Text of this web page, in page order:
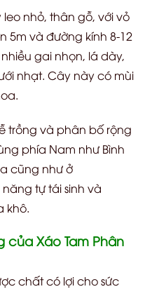
nhỏ, thân gỗ, với vỏ
5m và đường kính 8-12
gai nhọn, lá dày,
nhạt. Cây này có mùi
trồng và phân bố rộng
phía Nam như Bình
cũng như ở
tự tái sinh và
khô.
của Xáo Tam Phân
chất có lợi cho sức